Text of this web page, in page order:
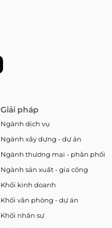
Giải pháp
Ngành dịch vụ
Ngành xây dựng - dự án
Ngành thương mại - phân phối
Ngành sản xuất - gia công
Khối kinh doanh
Khối văn phòng - dự án
Khối nhân sự